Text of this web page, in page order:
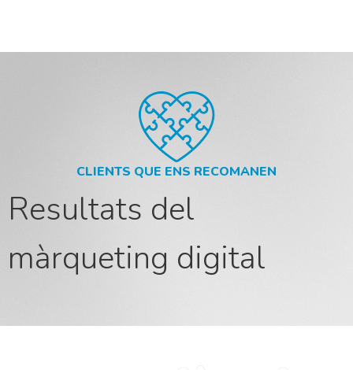
CLIENTS QUE ENS RECOMANEN
Resultats del
màrqueting digital